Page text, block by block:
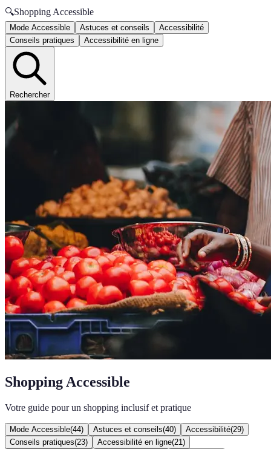
🔍Shopping Accessible
Mode Accessible Astuces et conseils
Accessibilité
Conseils pratiques
Accessibilité en ligne
Rechercher
Shopping Accessible
Votre guide pour un shopping inclusif et pratique
Mode Accessible(44) Astuces et conseils(40) Accessibilité(29)
Conseils pratiques(23) Accessibilité en ligne(21 )